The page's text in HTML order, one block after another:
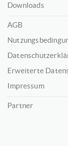
Downloads
AGB
Erweiterte
Impressum
Partner